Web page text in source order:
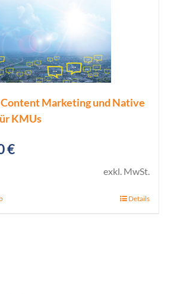
Marketing und Native
KMUs
€Aktueller
exkl. MwSt.
Details